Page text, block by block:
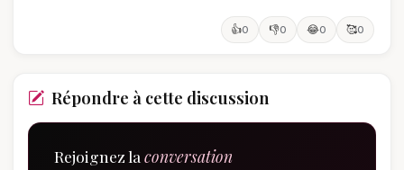
👍0 👎0 😂0 🥰0
Répondre à cette discussion
Rejoignez la conversation